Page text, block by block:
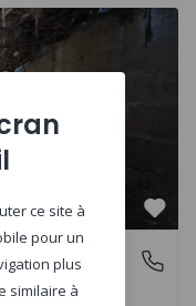
e Justes -
Real
Real
ce site à
pour un
plus
similaire à